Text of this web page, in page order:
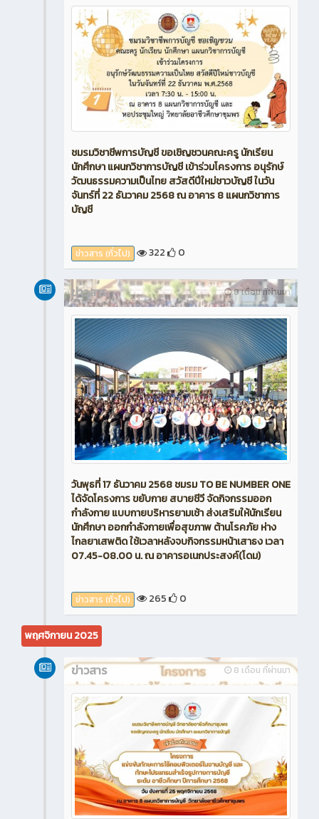
ชมรมวิชาชีพการบัญชี ขอเชิญชวนคณะครู นักเรียน
นักศึกษา แผนกวิชาการบัญชี เข้าร่วมโครงการ อนุรักษ์
วัฒนธรรมความเป็นไทย สวัสดีปีใหม่ชาวบัญชี ในวัน
จันทร์ที่ 22 ธันวาคม 2568 ณ อาคาร 8 แผนกวิชาการ
บัญชี
ข่าวสาร (ทั่วไป) 322 0
8 เดือน ที่ผ่านมา
ข่าวสาร
วันพุธที่ 17 ธันวาคม 2568 ชมรม TO BE NUMBER ONE
ได้จัดโครงการ ขยับกาย สบายชีวี จัดกิจกรรมออก
กำลังกาย แบบกายบริหารยามเช้า ส่งเสริมให้นักเรียน
นักศึกษา ออกกำลังกายเพื่อสุขภาพ ต้านโรคภัย ห่าง
ไกลยาเสพติด ใช้เวลาหลังจบกิจกรรมหน้าเสาธง เวลา
07.45-08.00 น. ณ อาคารอเนกประสงค์(โดม)
ข่าวสาร (ทั่วไป) 265 0
พฤศจิกายน 2025
8 เดือน ที่ผ่านมา
ข่าวสาร